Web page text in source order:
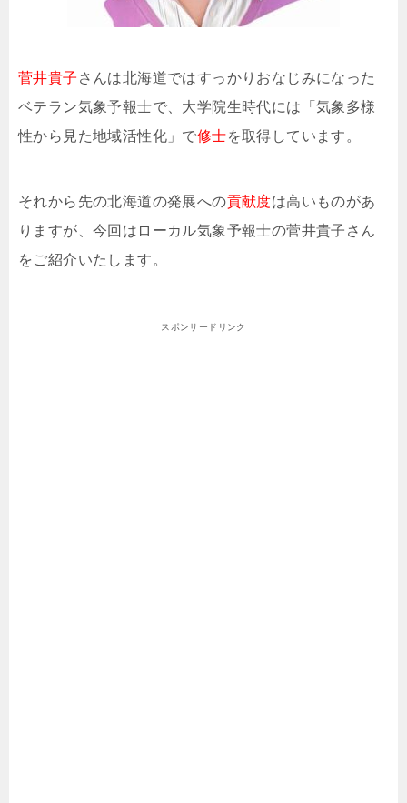
菅井貴子 さんは北海道ではすっかりおなじみになった
ベテラン気象予報士で、大学院生時代には「気象多様
性から見た地域活性化」で修士を取得しています。
それから先の北海道の発展への貢献度は高いものがあ
りますが、今回はローカル気象予報士の菅井貴子さん
をご紹介いたします。
スポンサードリンク